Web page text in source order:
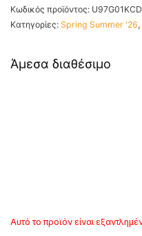
Κωδικός προϊόντος:
Κατηγορίες: Spring Summer '26,
Άμεσα διαθέσιμο
Αυτό το προϊόν είναι